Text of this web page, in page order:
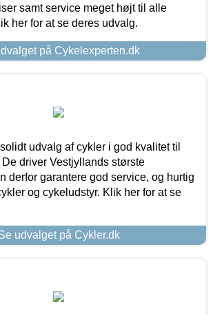
samt service meget højt til alle
her for at se deres udvalg.
på Cykelexperten.dk
udvalg af cykler i god kvalitet til
driver Vestjyllands største
derfor garantere god service, og hurtig
og cykeludstyr. Klik her for at se
udvalget på Cykler.dk